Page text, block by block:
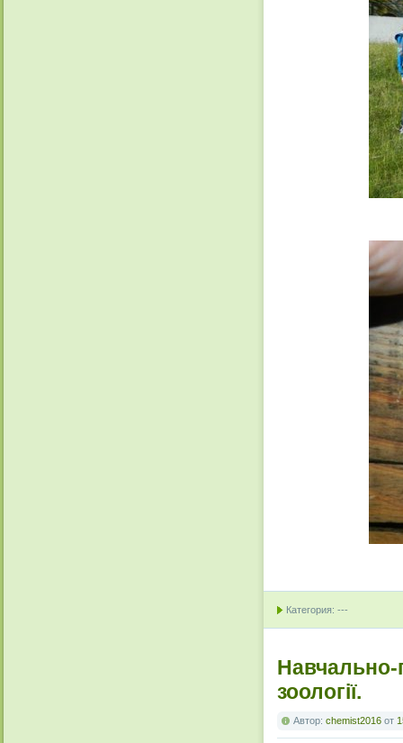
Категория: ---
Навчально-
зоології.
Автор: chemist2016 от